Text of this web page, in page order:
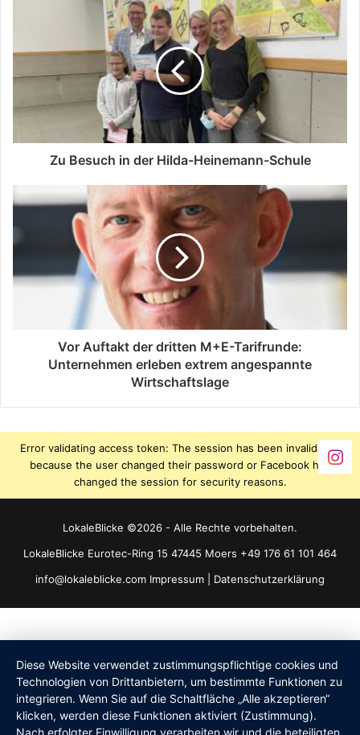
Zu Besuch in der Hilda-Heinemann-Schule
Vor Auftakt der dritten M+E-Tarifrunde:
Unternehmen erleben extrem angespannte
Wirtschaftslage
Error validating access token: The session has been invalidated
because the user changed their password or Facebook has
changed the session for security reasons.
LokaleBlicke ©2026 - Alle Rechte vorbehalten.
LokaleBlicke Eurotec-Ring 15 47445 Moers +49 176 61 101 464
info@lokaleblicke.com Impressum Datenschutzerklärung
Diese Website verwendet zustimmungspflichtige cookies und
Technologien von Drittanbietern, um bestimmte Funktionen zu
integrieren. Wenn Sie auf die Schaltfläche „Alle akzeptieren“
klicken, werden diese Funktionen aktiviert (Zustimmung).
Nach erfolgter Einwilligung verarbeiten wir und die beteiligten